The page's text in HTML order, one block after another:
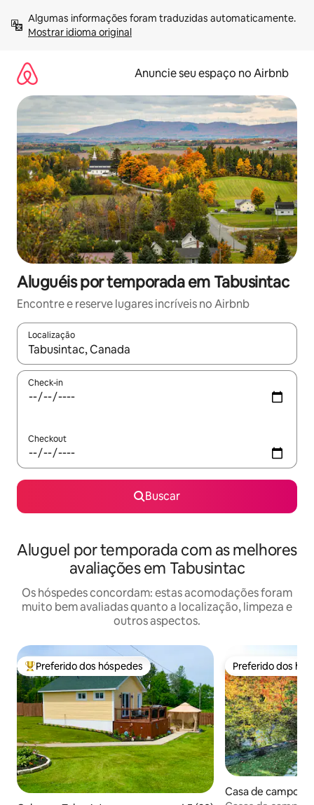
para
Mostrar idioma original
Anuncie seu espaço no Airbnb
Aluguéis por temporada em Tabusintac
Encontre e reserve lugares incríveis no Airbnb
Localização
Quando os resultados estiverem disponíveis, explore-os
Check-in
Checkout
Buscar
Aluguel por temporada com as melhores
avaliações em Tabusintac
Os hóspedes concordam: estas acomodações foram
muito bem avaliadas quanto a localização, limpeza e
outros aspectos.
Entre os melhores preferidos dos hóspedes
Preferido dos hóspedes Preferido dos
Preferido dos
Casa de campo ⋅